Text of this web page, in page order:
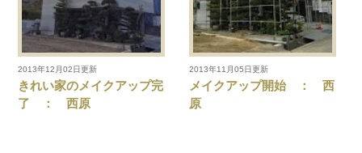
2013年12月02日更新
きれい家のメイクアップ完
了 ： 西原
2013年11月05日更新
メイクアップ開始 ： 西
原